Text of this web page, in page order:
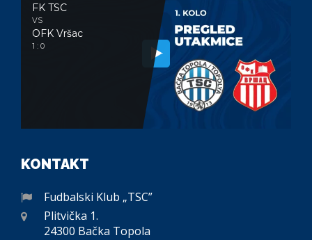
FK TSC
VS
OFK Vršac
1 : 0
KONTAKT
Fudbalski Klub „TSC”
Plitvička 1.
24300 Bačka Topola